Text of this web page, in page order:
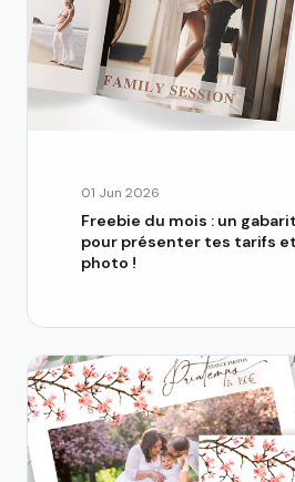
01 Jun 2026
Freebie du mois : un
pour présenter tes tarifs
photo !